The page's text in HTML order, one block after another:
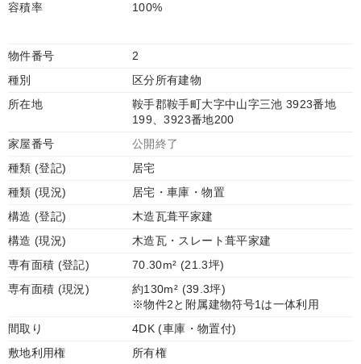
容積率
100%
物件番号
2
種別
区分所有建物
所在地
鞍手郡鞍手町大字中山字三池 3923番地
199、3923番地200
家屋番号
公開終了
種類 (登記)
居宅
種類 (現況)
居宅・車庫・物置
構造 (登記)
木造瓦葺平家建
構造 (現況)
木造瓦・スレート葺平家建
専有面積 (登記)
70.30m² (21.3坪)
専有面積 (現況)
約130m² (39.3坪)
※物件2と附属建物符号1は一体利用
間取り
4DK (車庫・物置付)
敷地利用権
所有権